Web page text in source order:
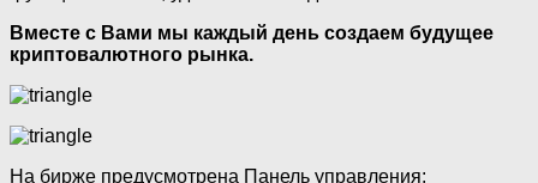
Вместе с Вами мы каждый день создаем будущее
криптовалютного рынка.
На бирже предусмотрена Панель управления: